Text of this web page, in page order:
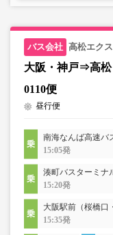
高松エク
大阪・神戸⇒高松
0110便
昼行便
南海なんば高速バ
15:05発
湊町バスターミナ
15:20発
大阪駅前（桜橋口
15:35発